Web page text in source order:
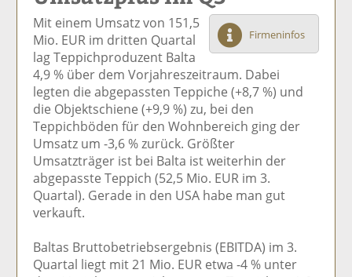
el
a
uf
F
ac
e
b
o
o
k
te
il
n
el
t
wi
tt
er
n
el
a
uf
Li
n
k
di
n
te
e
el
p
er
m
ai
v
n
el
D
ru
Firmeninfos
Mit einem Umsatz von 151,5
Mio. EUR im dritten Quartal
lag Teppichproduzent Balta
4,9 % über dem Vorjahreszeitraum. Dabei
legten die abgepassten Teppiche (+8,7 %) und
die Objektschiene (+9,9 %) zu, bei den
Teppichböden für den Wohnbereich ging der
Umsatz um -3,6 % zurück. Größter
Umsatzträger ist bei Balta ist weiterhin der
abgepasste Teppich (52,5 Mio. EUR im 3.
Quartal). Gerade in den USA habe man gut
verkauft.
Baltas Bruttobetriebsergebnis (EBITDA) im 3.
Quartal liegt mit 21 Mio. EUR etwa -4 % unter